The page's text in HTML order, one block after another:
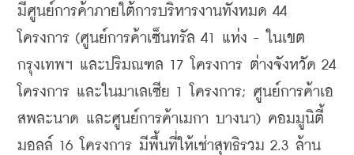
มีศูนย์การค้าภายใต้การบริหารงานทั้งหมด 44
โครงการ (ศูนย์การค้าเซ็นทรัล 41 แห่ง - ในเขต
กรุงเทพฯ และปริมณฑล 17 โครงการ ต่างจังหวัด 24
โครงการ และในมาเลเซีย 1 โครงการ; ศูนย์การค้าเอ
สพละนาด และศูนย์การค้าเมกา บางนา) คอมมูนิตี้
มอลล์ 16 โครงการ มีพื้นที่ให้เช่าสุทธิรวม 2.3 ล้าน